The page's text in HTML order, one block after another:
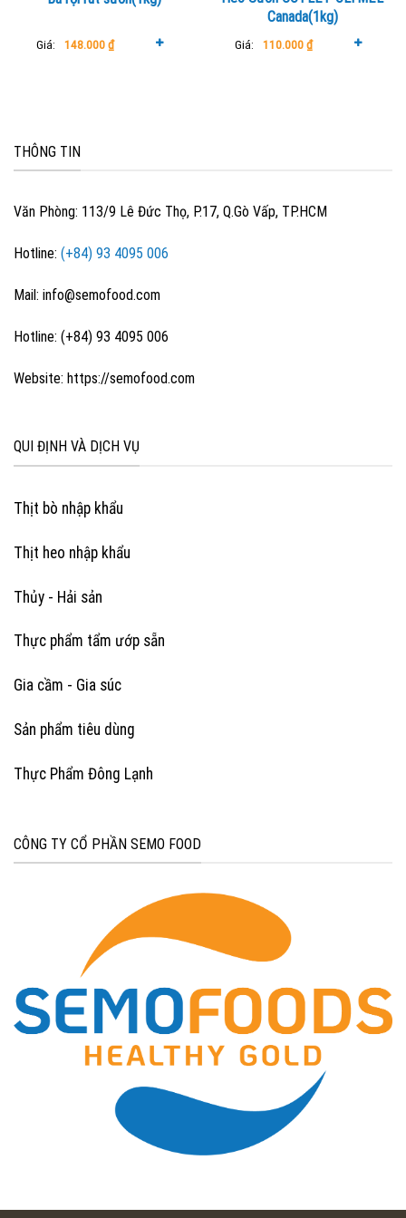
page
Giá: 148.000₫
Canada(1kg)
Giá: 110.000₫
THÔNG TIN
Văn Phòng: 113/9 Lê Đức Thọ, P.17, Q.Gò Vấp, TP.HCM
Hotline: (+84) 93 4095 006
Mail: info@semofood.com
Hotline: (+84) 93 4095 006
Website: https://semofood.com
QUI ĐỊNH VÀ DỊCH VỤ
Thịt bò nhập khẩu
Thịt heo nhập khẩu
Thủy - Hải sản
Thực phẩm tẩm ướp sẵn
Gia cầm - Gia súc
Sản phẩm tiêu dùng
Thực Phẩm Đông Lạnh
CÔNG TY CỔ PHẦN SEMO FOOD